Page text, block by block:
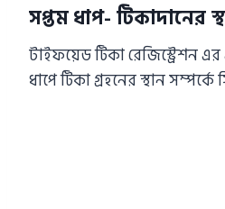
সপ্তম ধাপ- টিকাদানের
টাইফয়েড টিকা রেজিস্ট্রেশন
ধাপে টিকা গ্রহনের স্থান সম্পর্কে